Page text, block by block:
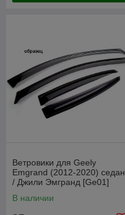
Ветровики для Geely
Emgrand (2012-2020) седан
/ Джили Эмгранд [Ge01]
В наличии